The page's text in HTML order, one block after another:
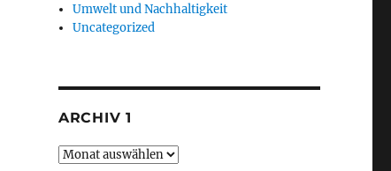
Umwelt und Nachhaltigkeit
Uncategorized
ARCHIV 1
Archiv